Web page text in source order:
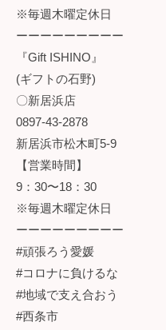
※毎週木曜定休日
ーーーーーーーーー
『Gift ISHINO』
(ギフトの石野)
〇新居浜店
0897-43-2878
新居浜市松木町5-9
【営業時間】
9：30〜18：30
※毎週木曜定休日
ーーーーーーーーー
#頑張ろう愛媛
#コロナに負けるな
#地域で支え合おう
#西条市